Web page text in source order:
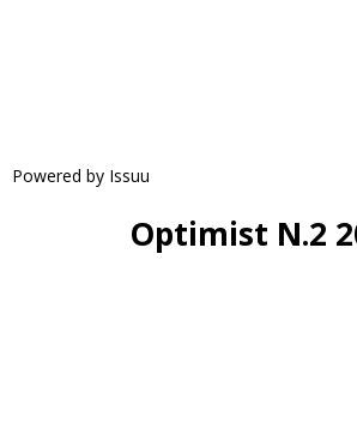
Powered by Issuu
Optimist N.2